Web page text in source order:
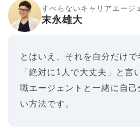
すべらないキャリアエージ
末永雄大
とはいえ、それを自分だけで
「絶対に1人で大丈夫」と言
職エージェントと一緒に自
い方法です。